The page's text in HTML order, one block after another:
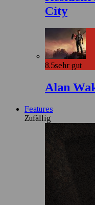
City
8.5sehr gut
Alan
Features
Zufällig